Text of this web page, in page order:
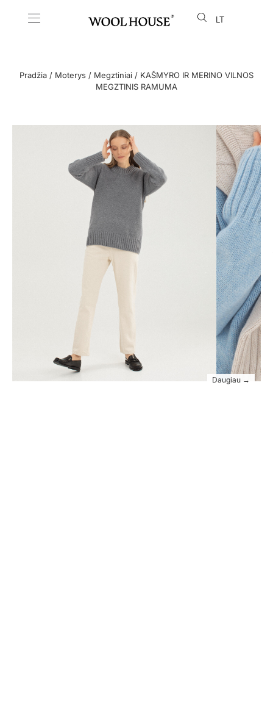
LT
EN
Pradžia / Moterys / Megztiniai / KAŠMYRO IR MERINO VILNOS
MEGZTINIS RAMUMA